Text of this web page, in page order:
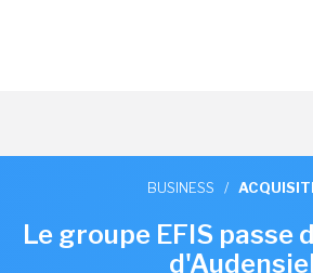
BUSINESS /
Le groupe EFIS passe